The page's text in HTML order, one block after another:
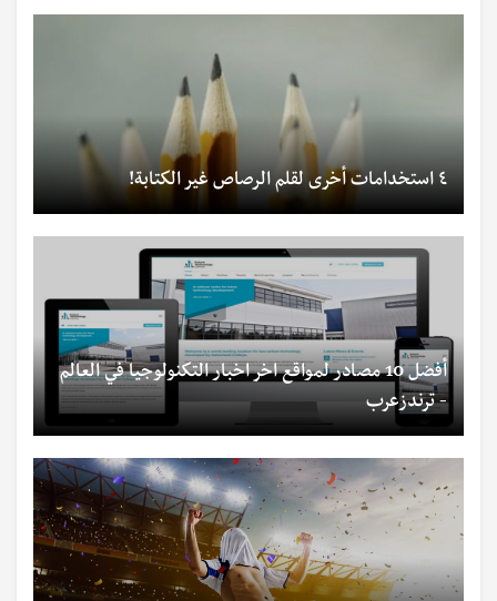
٤ استخدامات أخرى لقلم الرصاص غير الكتابة!
أفضل 10 مصادر لمواقع اخر اخبار التكنولوجيا في العالم
- ترندزعرب